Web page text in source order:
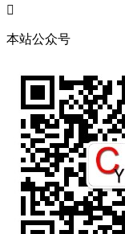

本站公众号